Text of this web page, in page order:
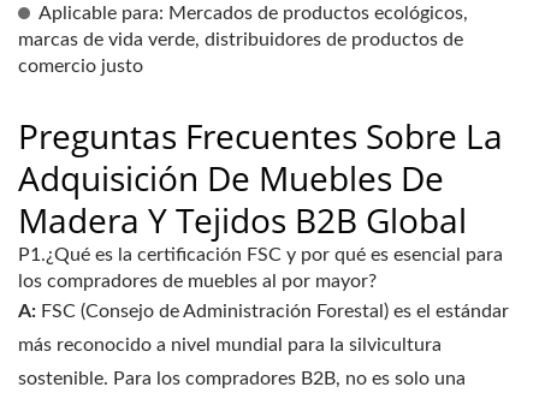
Aplicable para: Mercados de productos ecológicos,
marcas de vida verde, distribuidores de productos de
comercio justo
Preguntas Frecuentes Sobre La
Adquisición De Muebles De
Madera Y Tejidos B2B Global
P1.¿Qué es la certificación FSC y por qué es esencial para
los compradores de muebles al por mayor?
A: FSC (Consejo de Administración Forestal) es el estándar
más reconocido a nivel mundial para la silvicultura
sostenible. Para los compradores B2B, no es solo una